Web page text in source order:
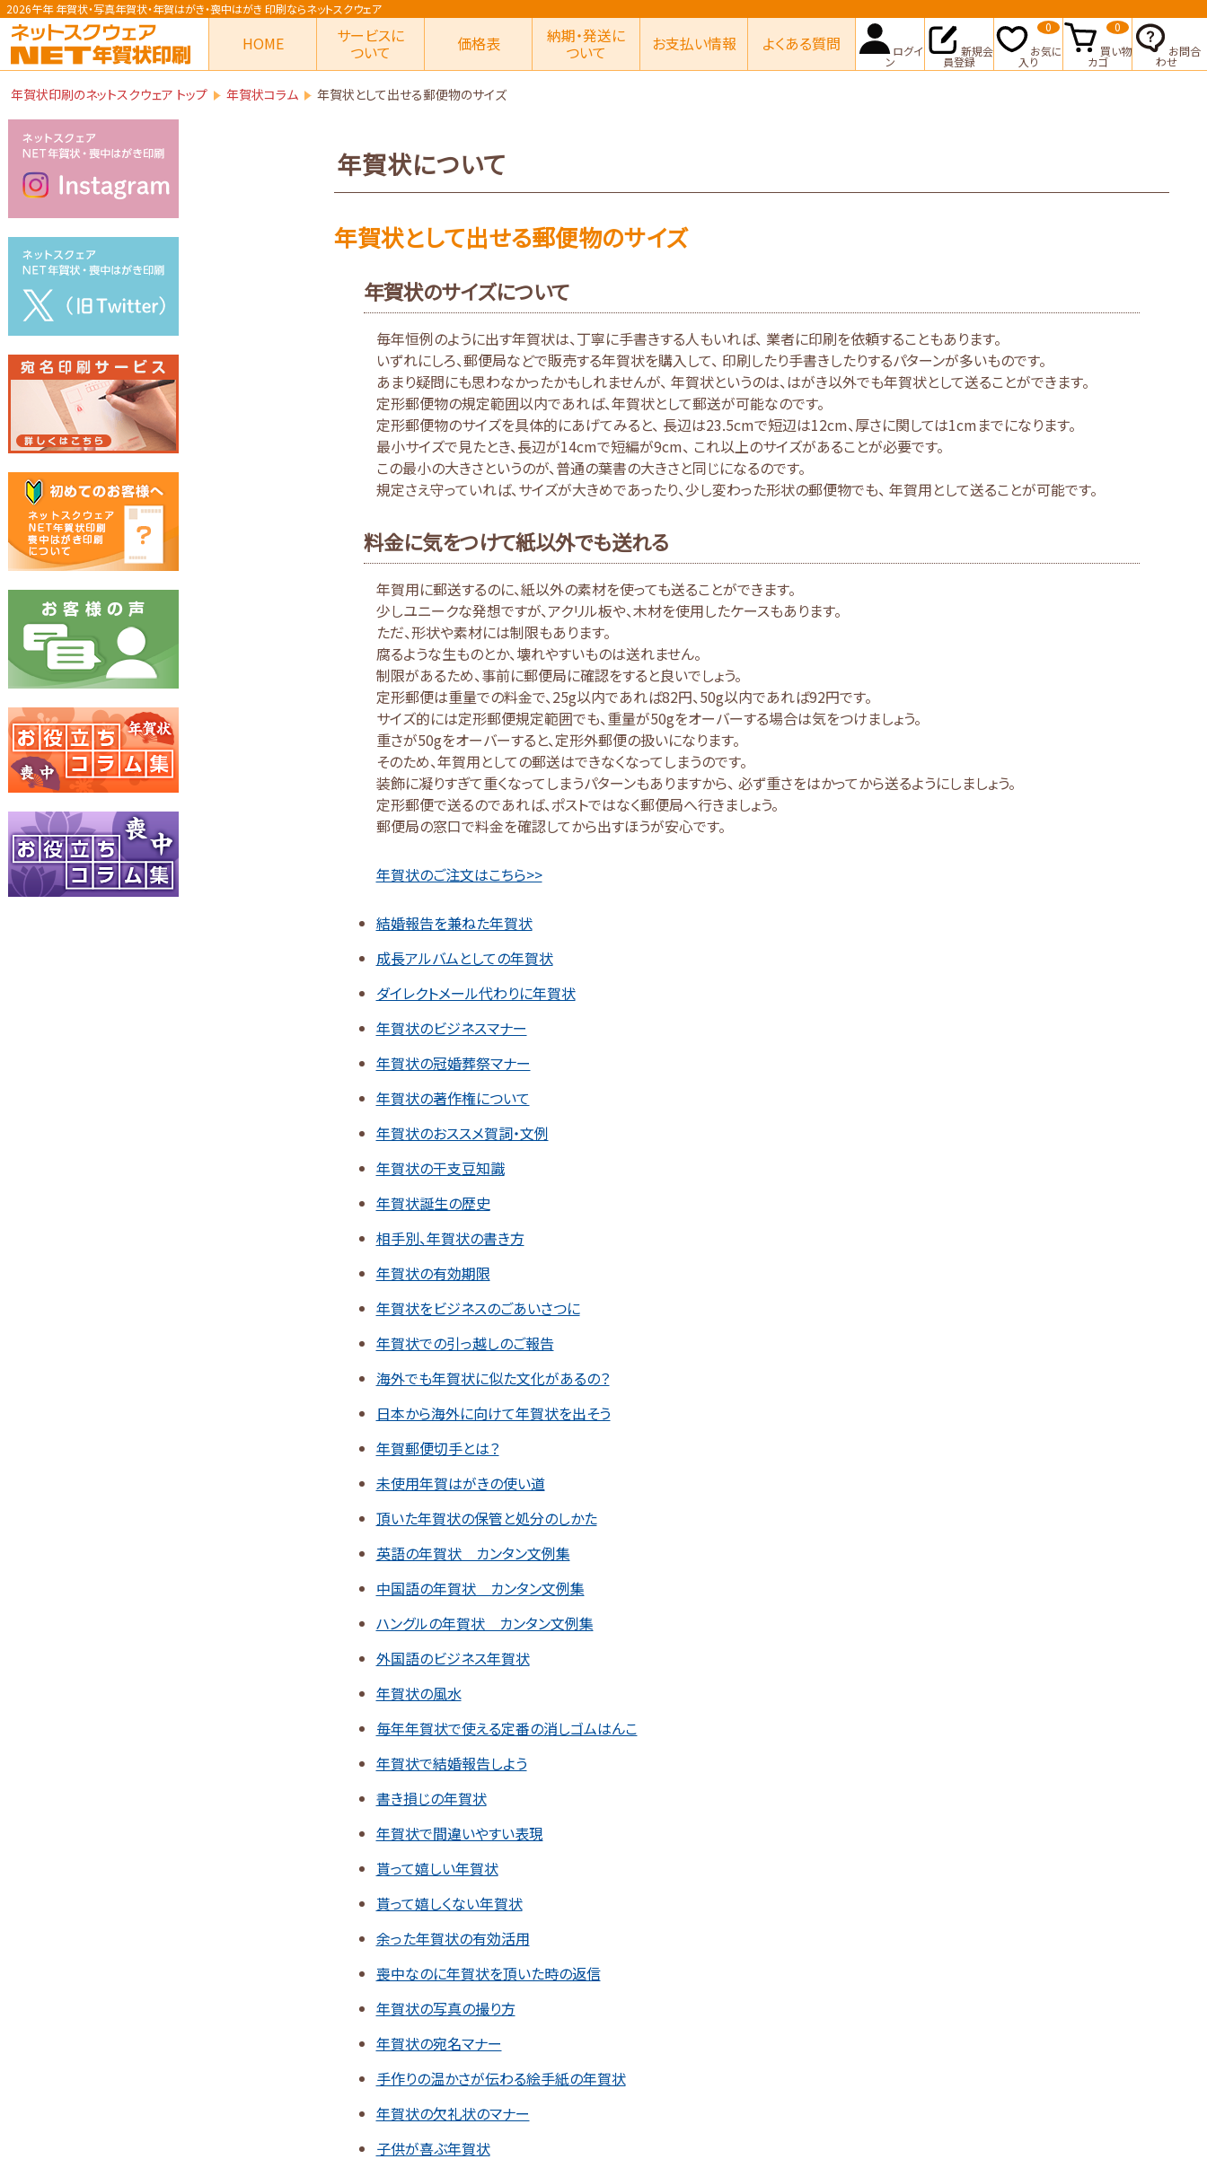
2026午年 年賀状・写真年賀状・年賀はがき・喪中はがき 印刷ならネットスクウェア
HOME サービスに
ついて 価格表 納期・発送に
ついて お支払い情報 よくある質問 ログイ
ン
新規会
員登録
お気に
入り
0
買い物
カゴ
0
お問合
わせ
年賀状印刷のネットスクウェア トップ 年賀状コラム 年賀状として出せる郵便物のサイズ
年賀状について
年賀状として出せる郵便物のサイズ
年賀状のサイズについて
毎年恒例のように出す年賀状は、丁寧に手書きする人もいれば、 業者に印刷を依頼することもあります。
いずれにしろ、郵便局などで販売する年賀状を購入して、 印刷したり手書きしたりするパターンが多いものです。
あまり疑問にも思わなかったかもしれませんが、 年賀状というのは、はがき以外でも年賀状として送ることができます。
定形郵便物の規定範囲以内であれば、年賀状として郵送が可能なのです。
定形郵便物のサイズを具体的にあげてみると、 長辺は23.5cmで短辺は12cm、厚さに関しては1cmまでになります。
最小サイズで見たとき、長辺が14cmで短編が9cm、 これ以上のサイズがあることが必要です。
この最小の大きさというのが、普通の葉書の大きさと同じになるのです。
規定さえ守っていれば、サイズが大きめであったり、少し変わった形状の郵便物でも、 年賀用として送ることが可能です。
料金に気をつけて紙以外でも送れる
年賀用に郵送するのに、紙以外の素材を使っても送ることができます。
少しユニークな発想ですが、アクリル板や、木材を使用したケースもあります。
ただ、形状や素材には制限もあります。
腐るような生ものとか、壊れやすいものは送れません。
制限があるため、事前に郵便局に確認をすると良いでしょう。
定形郵便は重量での料金で、25g以内であれば82円、50g以内であれば92円です。
サイズ的には定形郵便規定範囲でも、重量が50gをオーバーする場合は気をつけましょう。
重さが50gをオーバーすると、定形外郵便の扱いになります。
そのため、年賀用としての郵送はできなくなってしまうのです。
装飾に凝りすぎて重くなってしまうパターンもありますから、 必ず重さをはかってから送るようにしましょう。
定形郵便で送るのであれば、ポストではなく郵便局へ行きましょう。
郵便局の窓口で料金を確認してから出すほうが安心です。
年賀状のご注文はこちら>>
結婚報告を兼ねた年賀状
成長アルバムとしての年賀状
ダイレクトメール代わりに年賀状
年賀状のビジネスマナー
年賀状の冠婚葬祭マナー
年賀状の著作権について
年賀状のおススメ賀詞・文例
年賀状の干支豆知識
年賀状誕生の歴史
相手別、年賀状の書き方
年賀状の有効期限
年賀状をビジネスのごあいさつに
年賀状での引っ越しのご報告
海外でも年賀状に似た文化があるの？
日本から海外に向けて年賀状を出そう
年賀郵便切手とは？
未使用年賀はがきの使い道
頂いた年賀状の保管と処分のしかた
英語の年賀状 カンタン文例集
中国語の年賀状 カンタン文例集
ハングルの年賀状 カンタン文例集
外国語のビジネス年賀状
年賀状の風水
毎年年賀状で使える定番の消しゴムはんこ
年賀状で結婚報告しよう
書き損じの年賀状
年賀状で間違いやすい表現
貰って嬉しい年賀状
貰って嬉しくない年賀状
余った年賀状の有効活用
喪中なのに年賀状を頂いた時の返信
年賀状の写真の撮り方
年賀状の宛名マナー
手作りの温かさが伝わる絵手紙の年賀状
年賀状の欠礼状のマナー
子供が喜ぶ年賀状